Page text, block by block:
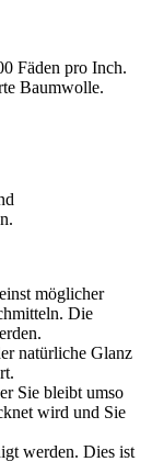
Fäden pro Inch.
Baumwolle.
möglicher
Die
natürliche Glanz
Sie bleibt umso
wird und Sie
werden. Dies ist